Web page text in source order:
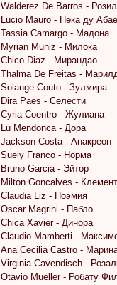
Walderez De Barros -
Lucio Mauro - Нека ду
Tassia Camargo - Мадона
Myrian Muniz - Милока
Chico Diaz - Мирандао
Thalma De Freitas -
Solange Couto - Зулмира
Dira Paes - Селести
Cyria Coentro - Жулиана
Lu Mendonca - Дора
Jackson Costa - Анакреон
Suely Franco - Норма
Bruno Garcia - Эйтор
Milton Goncalves -
Claudia Liz - Ноэмия
Oscar Magrini - Пабло
Chica Xavier - Динора
Claudio Mamberti -
Ana Cecilia Castro -
Virginia Cavendisch -
Otavio Mueller - Робату